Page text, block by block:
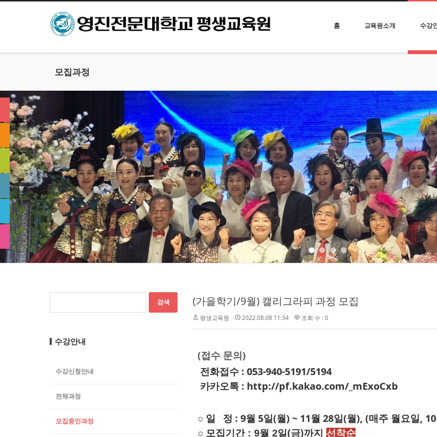
홈 교육원소개 수강
모집과정
(가을학기/9월) 캘리그라피 과정 모집
평생교육원 2022.08.08 11:34 조회 수 : 0
(접수 문의)
전화접수 : 053-940-5191/5194
카카오톡 : http://pf.kakao.com/_mExoCxb
○ 일 정 : 9월 5일(월) ~ 11월 28일(월), (매주 월요일,
○ 모집기간 : 9월 2일(금)까지 선착순
수강안내
수강신청안내
전체과정
모집중인과정